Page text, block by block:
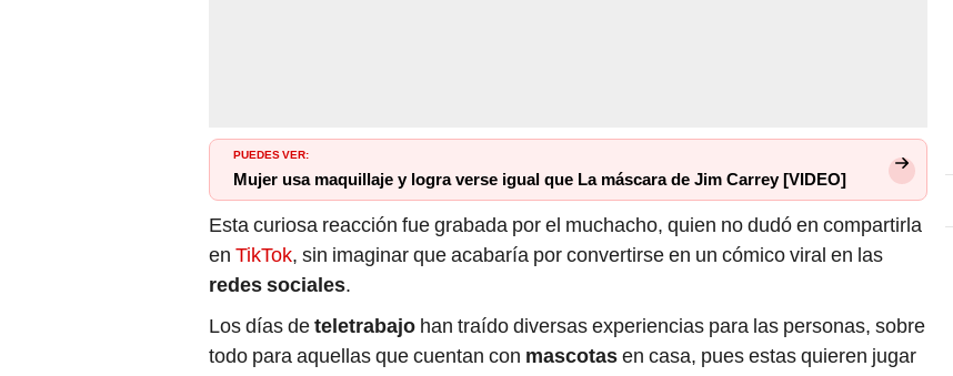
PUEDES VER:
Mujer usa maquillaje y logra verse igual que La máscara de Jim Carrey [VIDEO]
Esta curiosa reacción fue grabada por el muchacho, quien no dudó en compartirla
en TikTok, sin imaginar que acabaría por convertirse en un cómico viral en las
redes sociales.
Los días deteletrabajo han traído diversas experiencias para las personas, sobre
todo para aquellas que cuentan con mascotasen casa, pues estas quieren jugar